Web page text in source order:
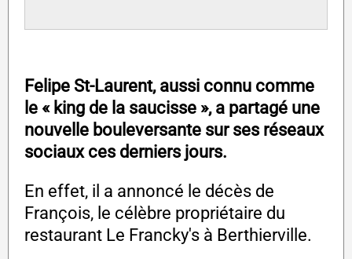
Felipe St-Laurent, aussi connu comme
le « king de la saucisse », a partagé une
nouvelle bouleversante sur ses réseaux
sociaux ces derniers jours.
En effet, il a annoncé le décès de
François, le célèbre propriétaire du
restaurant Le Francky's à Berthierville.